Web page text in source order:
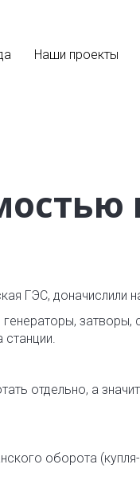
Наши проекты
ГЭС, доначислили
затворы,
отдельно, а
оборота